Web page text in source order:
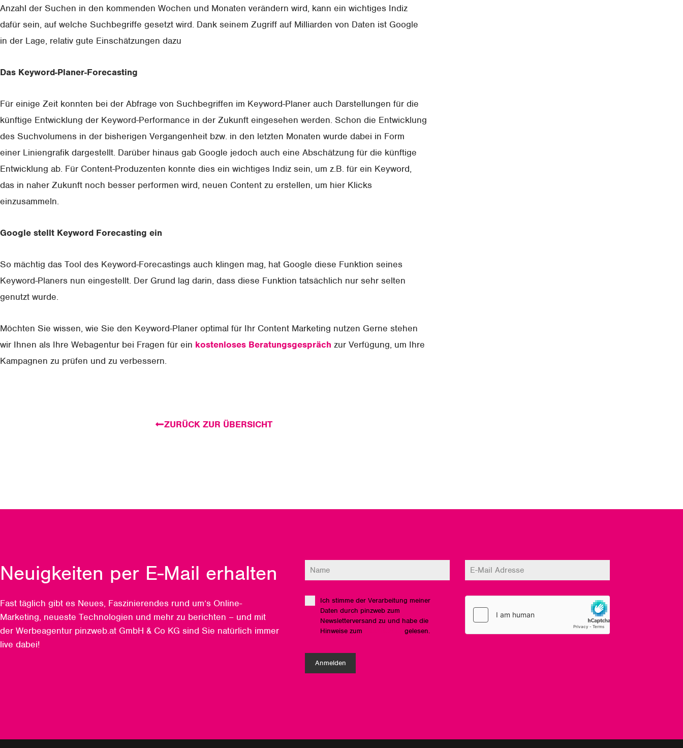
Anzahl der Suchen in den kommenden Wochen und Monaten verändern wird, kann ein wichtiges Indiz
dafür sein, auf welche Suchbegriffe gesetzt wird. Dank seinem Zugriff auf Milliarden von Daten ist Google
in der Lage, relativ gute Einschätzungen dazu
Das Keyword-Planer-Forecasting
Für einige Zeit konnten bei der Abfrage von Suchbegriffen im Keyword-Planer auch Darstellungen für die
künftige Entwicklung der Keyword-Performance in der Zukunft eingesehen werden. Schon die Entwicklung
des Suchvolumens in der bisherigen Vergangenheit bzw. in den letzten Monaten wurde dabei in Form
einer Liniengrafik dargestellt. Darüber hinaus gab Google jedoch auch eine Abschätzung für die künftige
Entwicklung ab. Für Content-Produzenten konnte dies ein wichtiges Indiz sein, um z.B. für ein Keyword,
das in naher Zukunft noch besser performen wird, neuen Content zu erstellen, um hier Klicks
einzusammeln.
Google stellt Keyword Forecasting ein
So mächtig das Tool des Keyword-Forecastings auch klingen mag, hat Google diese Funktion seines
Keyword-Planers nun eingestellt. Der Grund lag darin, dass diese Funktion tatsächlich nur sehr selten
genutzt wurde.
Möchten Sie wissen, wie Sie den Keyword-Planer optimal für Ihr Content Marketing nutzen Gerne stehen
wir Ihnen als Ihre Webagentur bei Fragen für ein kostenloses Beratungsgespräch zur Verfügung, um Ihre
Kampagnen zu prüfen und zu verbessern.
ZURÜCK ZUR ÜBERSICHT
Neuigkeiten per E-Mail erhalten
Fast täglich gibt es Neues, Faszinierendes rund um’s Online-
Marketing, neueste Technologien und mehr zu berichten – und mit
der Werbeagentur pinzweb.at GmbH & Co KG sind Sie natürlich immer
live dabei!
Ich stimme der Verarbeitung meiner
Daten durch pinzweb zum
Newsletterversand zu und habe die
Hinweise zum
gelesen.
Anmelden